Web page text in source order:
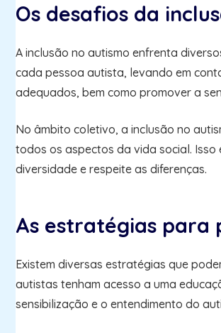
Os desafios da
A inclusão no autismo enfrenta
cada pessoa autista, levando em
adequados, bem como promover a
No âmbito coletivo, a inclusão no
todos os aspectos da vida social.
diversidade e respeite as diferenças.
As estratégias para
Existem diversas estratégias que
autistas tenham acesso a uma
sensibilização e o entendimento do